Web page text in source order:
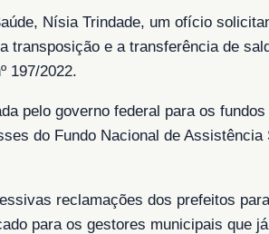
Nísia Trindade, um ofício
e a transferência de
197/2022.
pelo governo federal para os
do Fundo Nacional de
reclamações dos prefeitos
para os gestores municipais que